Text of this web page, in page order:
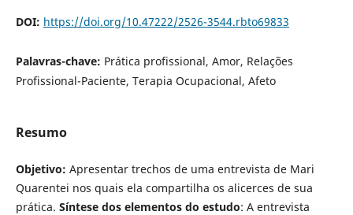
DOI: https://doi.org/10.47222/2526-3544.rbto69833
Palavras-chave: Prática profissional, Amor, Relações
Profissional-Paciente, Terapia Ocupacional, Afeto
Resumo
Objetivo: Apresentar trechos de uma entrevista de Mari
Quarentei nos quais ela compartilha os alicerces de sua
prática. Síntese dos elementos do estudo: A entrevista